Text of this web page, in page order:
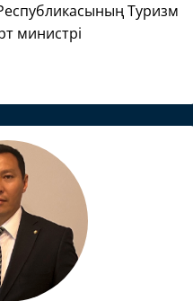
Туризм
министрі